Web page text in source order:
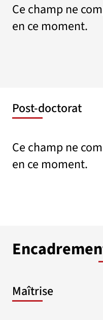
Maîtrise
Ce champ ne
en ce moment.
Post-doctorat
Ce champ ne
en ce moment.